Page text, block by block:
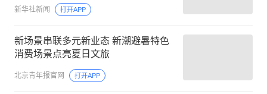
新华社新闻 打开APP
新场景串联多元新业态 新潮避暑特色
消费场景点亮夏日文旅
北京青年报官网 打开APP